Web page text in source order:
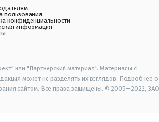
пользования
конфиденциальности
информация
или "Партнерский материал". Материалы с
может не разделять их взглядов. Подробнее о
сайтом. Все права защищены. © 2005—2022, ЗАО